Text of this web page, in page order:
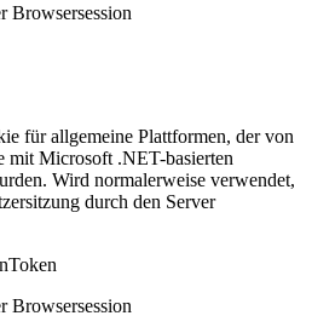
Browsersession
für allgemeine Plattformen, der von
mit Microsoft .NET-basierten
Wird normalerweise verwendet,
durch den Server
Browsersession